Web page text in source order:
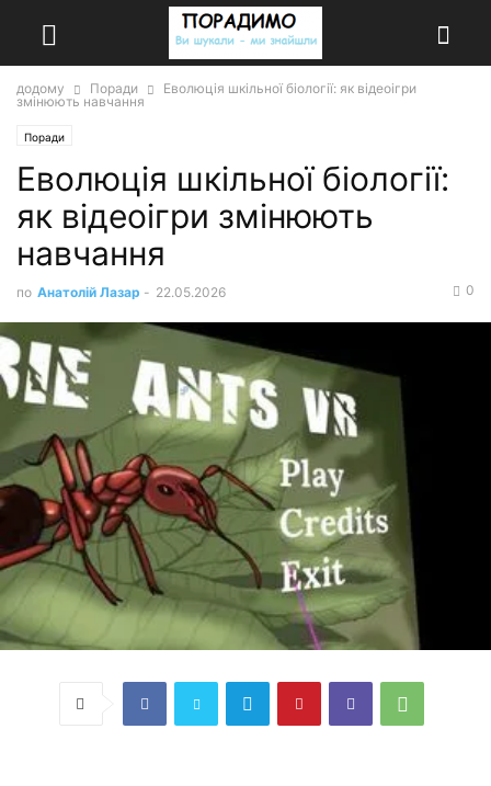
додому Поради
Еволюція шкільної біології: як відеоігри
змінюють навчання
Поради
Еволюція шкільної біології:
як відеоігри змінюють
навчання
по Анатолій Лазар - 22.05.2026 0